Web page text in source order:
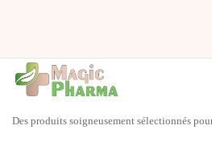
Des produits soigneusement sélectionnés